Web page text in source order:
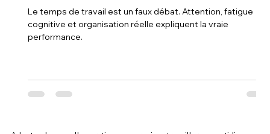
Le temps de travail est un faux débat. Attention, fatigue
cognitive et organisation réelle expliquent la vraie
performance.